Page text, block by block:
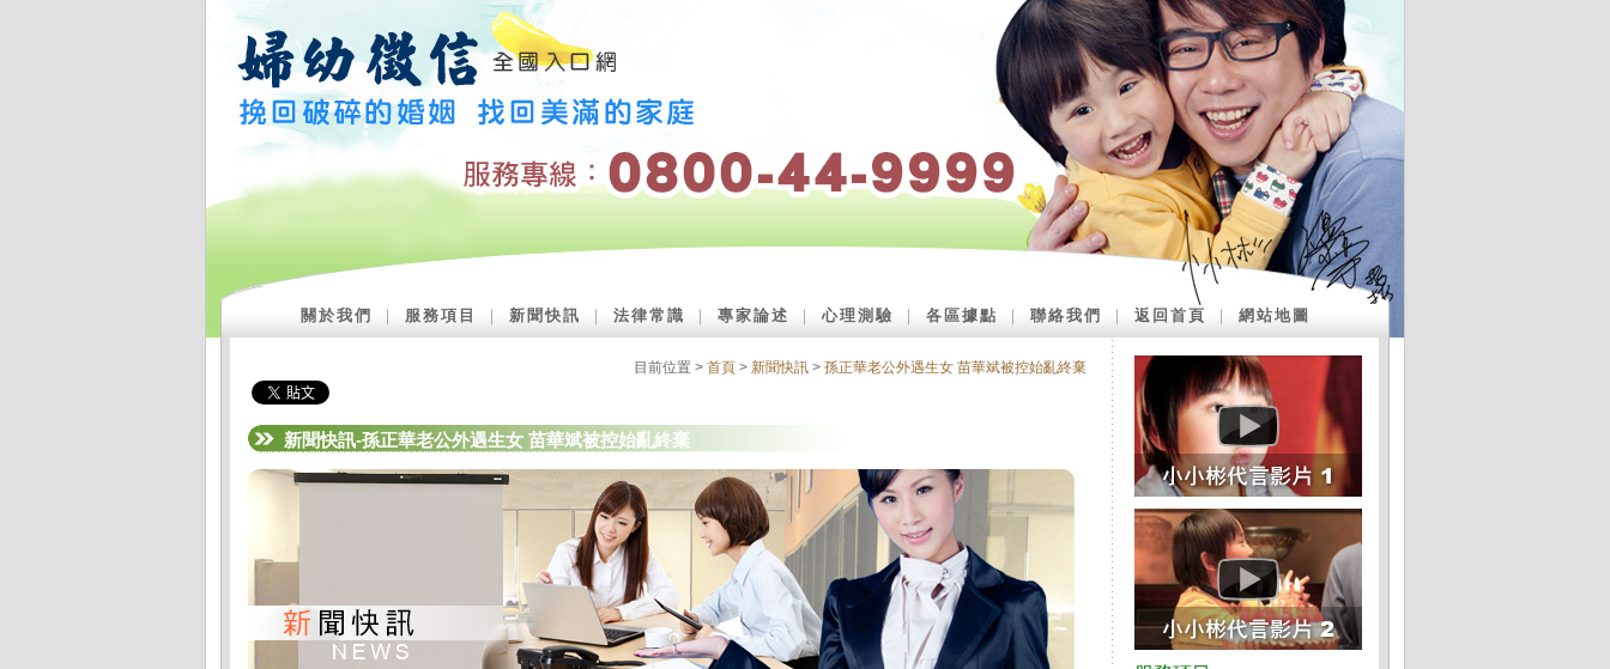
關於我們 服務項目 新聞快訊 法律常識 專家論述 ｜心理測驗 各區據點 聯絡我們 返回首頁 網站地圖
目前位置 > 首頁 > 新聞快訊 > 孫正華老公外遇生女 苗華斌被控始亂終棄
新聞快訊-孫正華老公外遇生女 苗華斌被控始亂終棄